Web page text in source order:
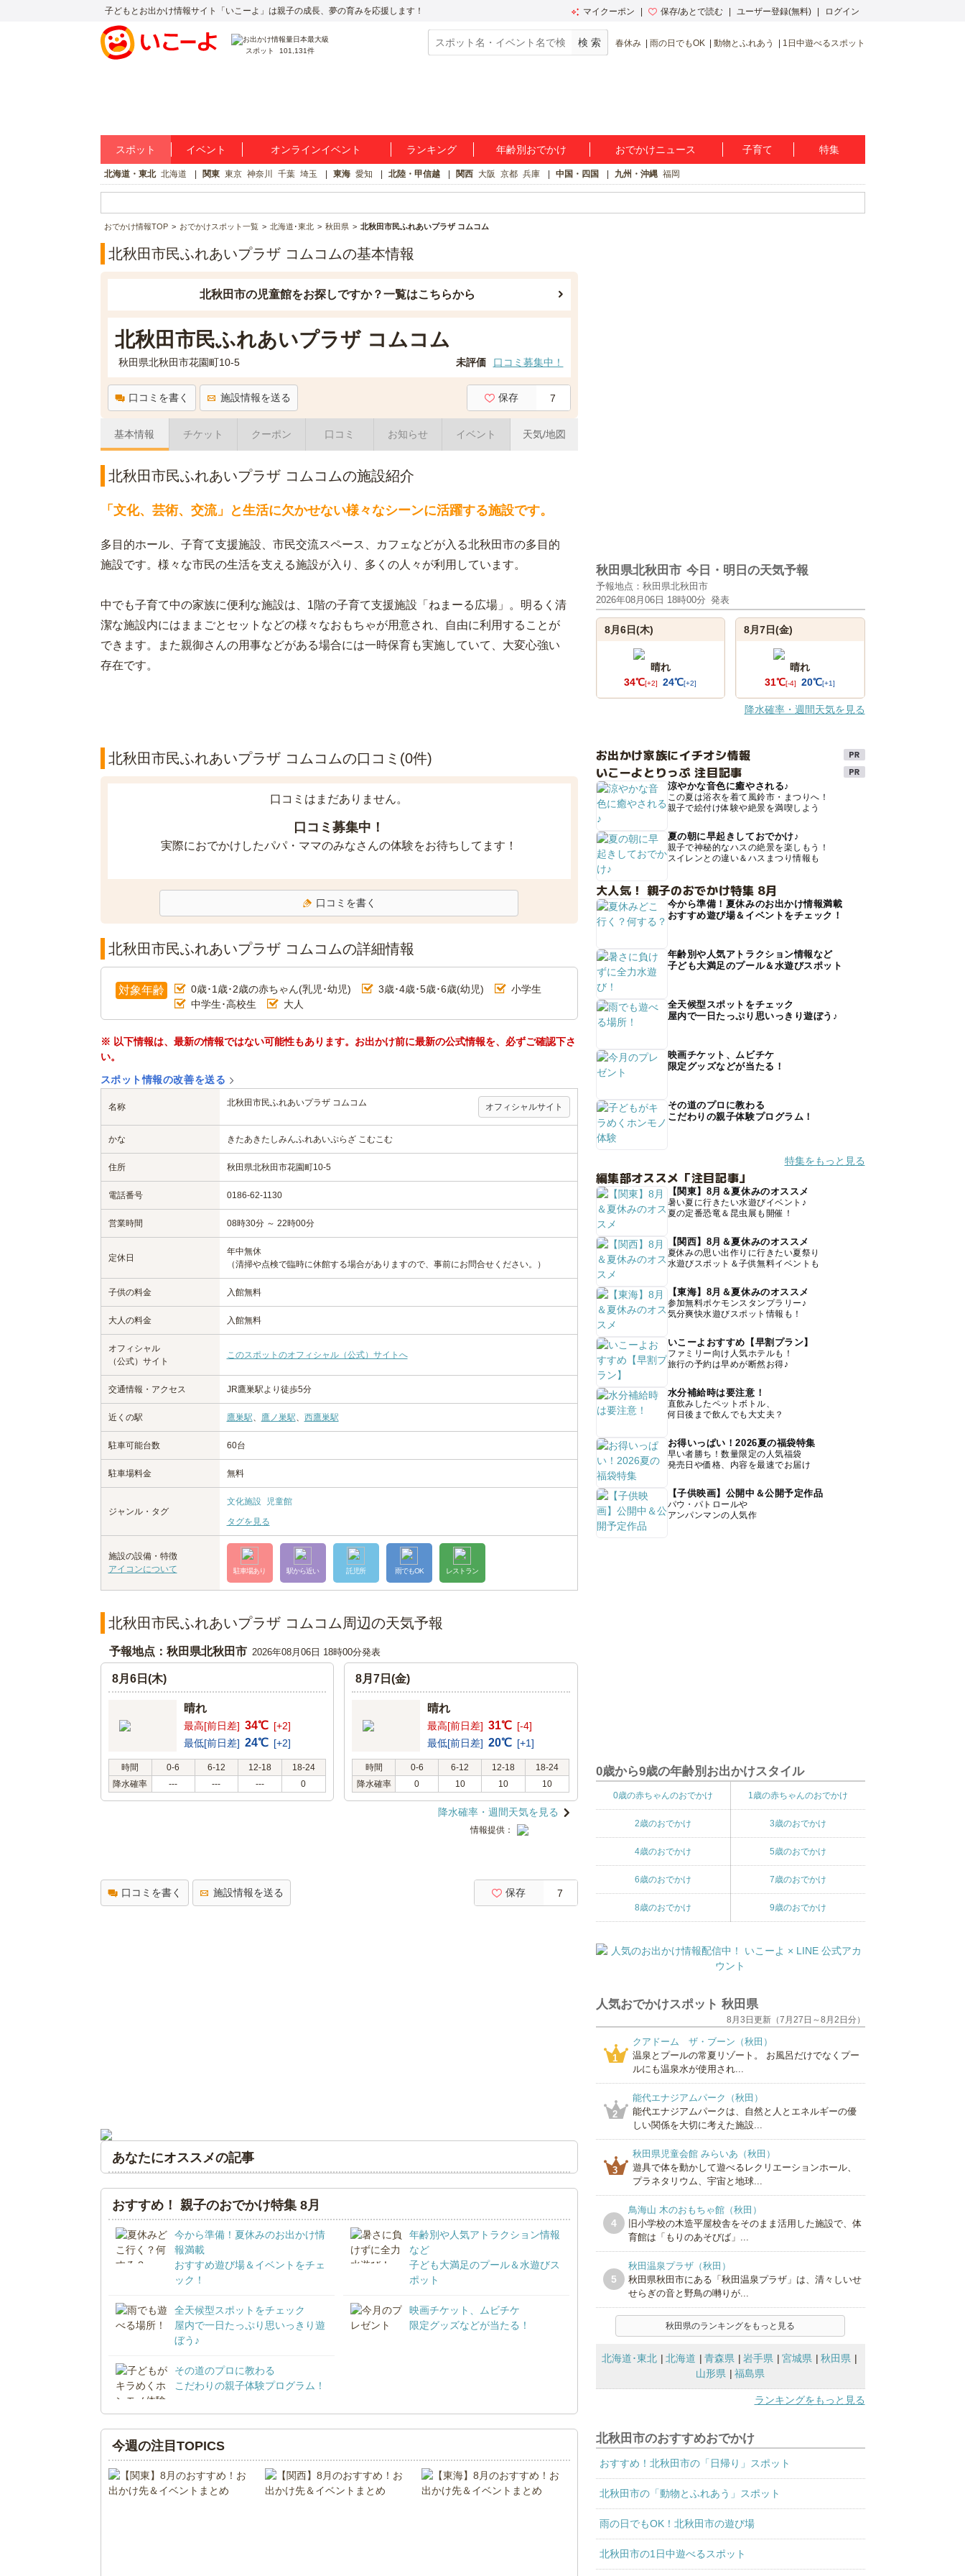
子どもとお出かけ情報サイト「いこーよ」は親子の成長、夢の育みを応援します！ マイクーポン 保存/あとで読む ユーザー登録(無料) ログイン
スポット 101,131件
春休み 雨の日でもOK 動物とふれあう 1日中遊べるスポット
スポット イベント オンラインイベント ランキング 年齢別おでかけ おでかけニュース 子育て 特集
北海道・東北 北海道 関東 東京 神奈川 千葉 埼玉 東海 愛知 北陸・甲信越 関西 大阪 京都 兵庫 中国・四国 九州・沖縄 福岡
おでかけ情報TOP おでかけスポット一覧 北海道･東北 秋田県 北秋田市民ふれあいプラザ コムコム
北秋田市民ふれあいプラザ コムコムの基本情報
北秋田市の児童館をお探しですか？一覧はこちらから
北秋田市民ふれあいプラザ コムコム
秋田県北秋田市花園町10-5 未評価 口コミ募集中！
口コミを書く 施設情報を送る 保存 7
基本情報 チケット クーポン 口コミ お知らせ イベント 天気/地図
北秋田市民ふれあいプラザ コムコムの施設紹介
「文化、芸術、交流」と生活に欠かせない様々なシーンに活躍する施設です。
多目的ホール、子育て支援施設、市民交流スペース、カフェなどが入る北秋田市の多目的
施設です。様々な市民の生活を支える施設が入り、多くの人々が利用しています。
中でも子育て中の家族に便利な施設は、1階の子育て支援施設「ねまーる広場」。明るく清
潔な施設内にはままごとセットなどの様々なおもちゃが用意され、自由に利用することが
できます。また親御さんの用事などがある場合には一時保育も実施していて、大変心強い
存在です。
北秋田市民ふれあいプラザ コムコムの口コミ(0件)
口コミはまだありません。
口コミ募集中！
実際におでかけしたパパ・ママのみなさんの体験をお待ちしてます！
口コミを書く
北秋田市民ふれあいプラザ コムコムの詳細情報
対象年齢 0歳･1歳･2歳の赤ちゃん(乳児･幼児) 3歳･4歳･5歳･6歳(幼児)
小学生
中学生･高校生
大人
※ 以下情報は、最新の情報ではない可能性もあります。お出かけ前に最新の公式情報を、必ずご確認下さ
い。
スポット情報の改善を送る
名称 北秋田市民ふれあいプラザ コムコム オフィシャルサイト
かな きたあきたしみんふれあいぷらざ こむこむ
住所 秋田県北秋田市花園町10-5
電話番号 0186-62-1130
営業時間 08時30分 ～ 22時00分
定休日
年中無休
（清掃や点検で臨時に休館する場合がありますので、事前にお問合せください。）
子供の料金 入館無料
大人の料金 入館無料
オフィシャル
（公式）サイト
このスポットのオフィシャル（公式）サイトへ
交通情報・アクセス JR鷹巣駅より徒歩5分
近くの駅 鷹巣駅、 鷹ノ巣駅、 西鷹巣駅
駐車可能台数 60台
駐車場料金 無料
ジャンル・タグ
文化施設
児童館
タグを見る
施設の設備・特徴
アイコンについて
駐車場あり 駅から近い 託児所 雨でもOK レストラン
北秋田市民ふれあいプラザ コムコム周辺の天気予報
予報地点：秋田県北秋田市 2026年08月06日 18時00分発表
8月6日(木)
晴れ
最高[前日差] 34℃ [+2]
最低[前日差] 24℃ [+2]
時間 0-6 6-12 12-18
18-24
降水確率
--- --- --- 0
8月7日(金)
晴れ
最高[前日差] 31℃ [-4]
最低[前日差] 20℃ [+1]
時間 0-6 6-12 12-18
18-24
降水確率
0 10 10 10
降水確率・週間天気を見る
情報提供：
口コミを書く 施設情報を送る 保存 7
あなたにオススメの記事
おすすめ！ 親子のおでかけ特集 8月
今から準備！夏休みのお出かけ情
報満載
おすすめ遊び場＆イベントをチェ
ック！
年齢別や人気アトラクション情報
など
子ども大満足のプール＆水遊びス
ポット
全天候型スポットをチェック
屋内で一日たっぷり思いっきり遊
ぼう♪
映画チケット、ムビチケ
限定グッズなどが当たる！
その道のプロに教わる
こだわりの親子体験プログラム！
今週の注目TOPICS
秋田県北秋田市 今日・明日の天気予報
予報地点：秋田県北秋田市
2026年08月06日 18時00分 発表
8月6日(木)
晴れ
34℃[+2] 24℃[+2]
8月7日(金)
晴れ
31℃[-4] 20℃[+1]
降水確率・週間天気を見る
お出かけ家族にイチオシ情報
いこーよとりっぷ 注目記事
涼やかな音色に癒やされる♪
この夏は浴衣を着て風鈴市・まつりへ！
親子で絵付け体験や絶景を満喫しよう
夏の朝に早起きしておでかけ♪
親子で神秘的なハスの絶景を楽しもう！
スイレンとの違い＆ハスまつり情報も
大人気！ 親子のおでかけ特集 8月
今から準備！夏休みのお出かけ情報満載
おすすめ遊び場＆イベントをチェック！
年齢別や人気アトラクション情報など
子ども大満足のプール＆水遊びスポット
全天候型スポットをチェック
屋内で一日たっぷり思いっきり遊ぼう♪
映画チケット、ムビチケ
限定グッズなどが当たる！
その道のプロに教わる
こだわりの親子体験プログラム！
特集をもっと見る
編集部オススメ「注目記事」
【関東】8月＆夏休みのオススメ
暑い夏に行きたい水遊びイベント♪
夏の定番恐竜＆昆虫展も開催！
【関西】8月＆夏休みのオススメ
夏休みの思い出作りに行きたい夏祭り
水遊びスポット＆子供無料イベントも
【東海】8月＆夏休みのオススメ
参加無料ポケモンスタンプラリー♪
気分爽快水遊びスポット情報も！
いこーよおすすめ【早割プラン】
ファミリー向け人気ホテルも！
旅行の予約は早めが断然お得♪
水分補給時は要注意！
直飲みしたペットボトル、
何日後まで飲んでも大丈夫？
お得いっぱい！2026夏の福袋特集
早い者勝ち！数量限定の人気福袋
発売日や価格、内容を最速でお届け
【子供映画】公開中＆公開予定作品
パウ・パトロールや
アンパンマンの人気作
0歳から9歳の年齢別お出かけスタイル
0歳の赤ちゃんのおでかけ 1歳の赤ちゃんのおでかけ
2歳のおでかけ 3歳のおでかけ
4歳のおでかけ 5歳のおでかけ
6歳のおでかけ 7歳のおでかけ
8歳のおでかけ 9歳のおでかけ
人気おでかけスポット 秋田県
8月3日更新（7月27日～8月2日分）
1
クアドーム ザ・ブーン（秋田）
温泉とプールの常夏リゾート。 お風呂だけでなくプー
ルにも温泉水が使用され...
2
能代エナジアムパーク（秋田）
能代エナジアムパークは、自然と人とエネルギーの優
しい関係を大切に考えた施設...
3
秋田県児童会館 みらいあ（秋田）
遊具で体を動かして遊べるレクリエーションホール、
プラネタリウム、宇宙と地球...
4
鳥海山 木のおもちゃ館（秋田）
旧小学校の木造平屋校舎をそのまま活用した施設で、体
育館は「もりのあそびば」...
5
秋田温泉プラザ（秋田）
秋田県秋田市にある「秋田温泉プラザ」は、清々しいせ
せらぎの音と野鳥の囀りが...
秋田県のランキングをもっと見る
北海道･東北 北海道 青森県 岩手県 宮城県
秋田県
山形県
福島県
ランキングをもっと見る
北秋田市のおすすめおでかけ
おすすめ！北秋田市の「日帰り」スポット
北秋田市の「動物とふれあう」スポット
雨の日でもOK！北秋田市の遊び場
北秋田市の1日中遊べるスポット